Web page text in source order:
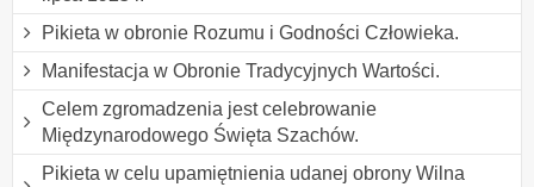
Pikieta w obronie Rozumu i Godności Człowieka.
Manifestacja w Obronie Tradycyjnych Wartości.
Celem zgromadzenia jest celebrowanie
Międzynarodowego Święta Szachów.
Pikieta w celu upamiętnienia udanej obrony Wilna